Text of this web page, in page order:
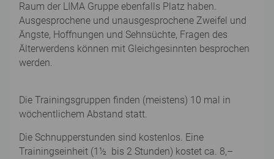
Raum der LIMA Gruppe ebenfalls Platz haben.
Ausgesprochene und unausgesprochene Zweifel und
Ängste, Hoffnungen und Sehnsüchte, Fragen des
Älterwerdens können mit Gleichgesinnten besprochen
werden.
Die Trainingsgruppen finden (meistens) 10 mal in
wöchentlichem Abstand statt.
Die Schnupperstunden sind kostenlos. Eine
Trainingseinheit (1½ bis 2 Stunden) kostet ca. 8,–